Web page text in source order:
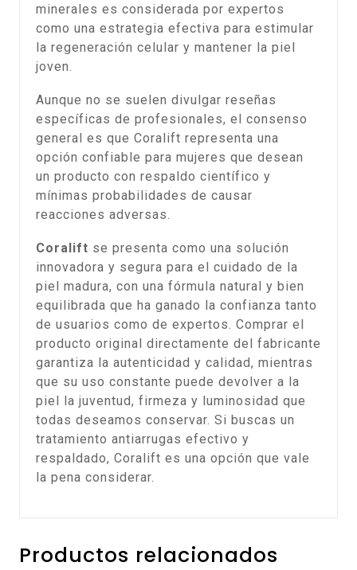
minerales es considerada por expertos
como una estrategia efectiva para estimular
la regeneración celular y mantener la piel
joven.
Aunque no se suelen divulgar reseñas
específicas de profesionales, el consenso
general es que Coralift representa una
opción confiable para mujeres que desean
un producto con respaldo científico y
mínimas probabilidades de causar
reacciones adversas.
Coralift se presenta como una solución
innovadora y segura para el cuidado de la
piel madura, con una fórmula natural y bien
equilibrada que ha ganado la confianza tanto
de usuarios como de expertos. Comprar el
producto original directamente del fabricante
garantiza la autenticidad y calidad, mientras
que su uso constante puede devolver a la
piel la juventud, firmeza y luminosidad que
todas deseamos conservar. Si buscas un
tratamiento antiarrugas efectivo y
respaldado, Coralift es una opción que vale
la pena considerar.
Productos relacionados